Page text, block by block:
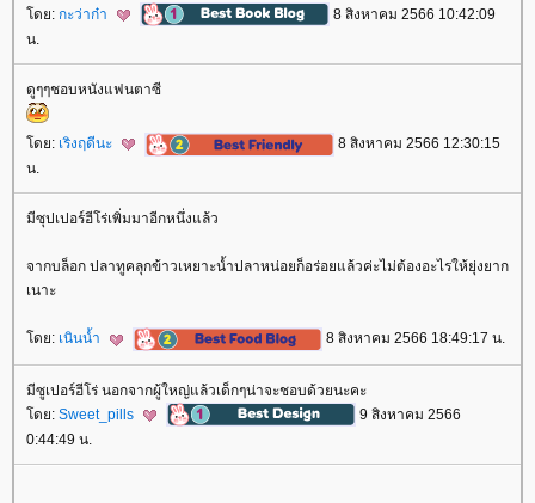
ดย: กะว่าก๋า
8 สิงหาคม 2566 10:42:09
น.
ดูๆๆชอบหนังแฟนตาซี
ดย: เริงฤดีนะ
8 สิงหาคม 2566 12:30:15
น.
มีซุปเปอร์ฮีโร่เพิ่มมาอีกหนึ่งแล้ว
จากบล็อก ปลาทูคลุกข้าวเหยาะน้ำปลาหน่อยก็อร่อยแล้วค่ะไม่ต้องอะไรให้ยุ่งยาก
เนาะ
ดย: เนินน้ำ 8 สิงหาคม 2566 18:49:17 น.
มีซูเปอร์ฮีโร่ นอกจากผู้ใหญ่แล้วเด็กๆน่าจะชอบด้วยนะคะ
ดย: Sweet_pills
9 สิงหาคม 2566
0:44:49 น.